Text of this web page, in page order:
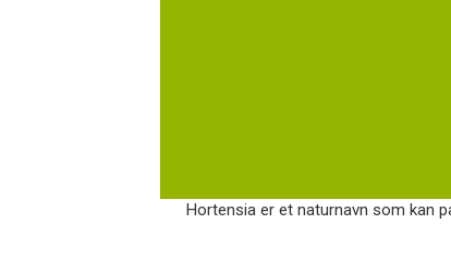
Hortensia er et naturnavn som kan